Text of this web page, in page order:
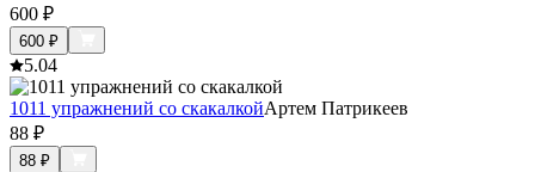
600 ₽
600 ₽
5.04
1011 упражнений со скакалкойАртем Патрикеев
88 ₽
88 ₽